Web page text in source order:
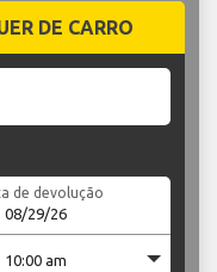
DE CARRO
de devolução